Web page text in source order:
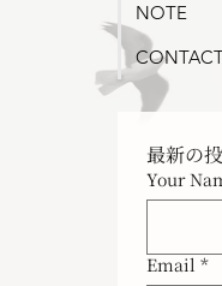
NOTE
最新の
Your
Email *